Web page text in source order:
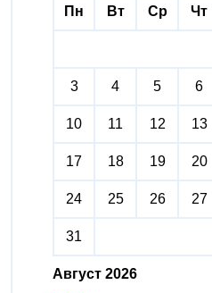
Август 2026
Пн Вт Ср Чт
3 4 5 6
10 11 12 13
17 18 19 20
24 25 26 27
31